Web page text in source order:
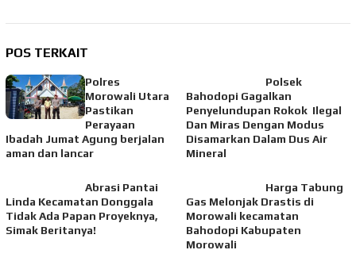
POS TERKAIT
Polres
Morowali Utara
Pastikan
Perayaan
Ibadah Jumat Agung berjalan
aman dan lancar
Polsek
Bahodopi Gagalkan
Penyelundupan Rokok Ilegal
Dan Miras Dengan Modus
Disamarkan Dalam Dus Air
Mineral
Abrasi Pantai
Linda Kecamatan Donggala
Tidak Ada Papan Proyeknya,
Simak Beritanya!
Harga Tabung
Gas Melonjak Drastis di
Morowali kecamatan
Bahodopi Kabupaten
Morowali